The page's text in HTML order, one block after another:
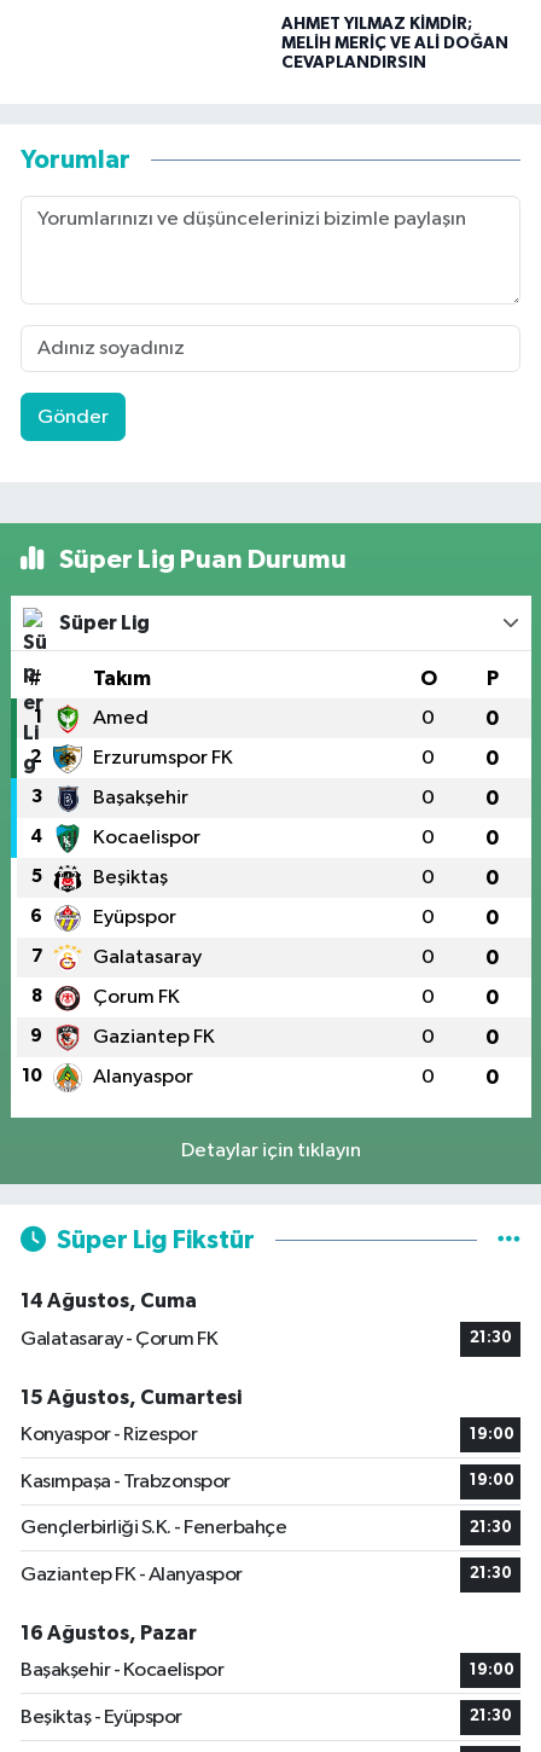
AHMET YILMAZ KİMDİR;
MELİH MERİÇ VE ALİ DOĞAN
CEVAPLANDIRSIN
Yorumlar
Gönder
Süper Lig Puan Durumu
Süper Lig
# Takım O P
1 Amed 0 0
2 Erzurumspor FK 0 0
3 Başakşehir 0 0
4 Kocaelispor 0 0
5 Beşiktaş 0 0
6 Eyüpspor 0 0
7 Galatasaray 0 0
8 Çorum FK 0 0
9 Gaziantep FK 0 0
10 Alanyaspor 0 0
Detaylar için tıklayın
Süper Lig Fikstür
14 Ağustos, Cuma
Galatasaray - Çorum FK
21:30
15 Ağustos, Cumartesi
Konyaspor - Rizespor
19:00
Kasımpaşa - Trabzonspor 19:00
Gençlerbirliği S.K. - Fenerbahçe 21:30
Gaziantep FK - Alanyaspor 21:30
16 Ağustos, Pazar
Başakşehir - Kocaelispor
19:00
Beşiktaş - Eyüpspor 21:30